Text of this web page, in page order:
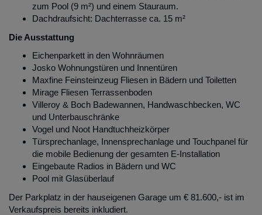
zum Pool (9 m²) und einem Stauraum.
Dachdraufsicht: Dachterrasse ca. 15 m²
Die Ausstattung
Eichenparkett in den Wohnräumen
Josko Wohnungstüren und Innentüren
Maxfine Feinsteinzeug Fliesen in Bädern und Toiletten
Mirage Fliesen Terrassenboden
Villeroy & Boch Badewannen, Handwaschbecken, WC
und Unterbauschränke
Vogel und Noot Handtuchheizkörper
Türsprechanlage, Innensprechanlage und Touchpanel für
die mobile Bedienung der gesamten E-Installation
Eingebaute Radios in Bädern und WC
Pool mit Glasüberlauf
Der Parkplatz in der hauseigenen Garage um € 81.600,- ist im
Verkaufspreis bereits inkludiert.